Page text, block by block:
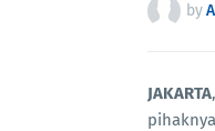
by
JAKARTA,